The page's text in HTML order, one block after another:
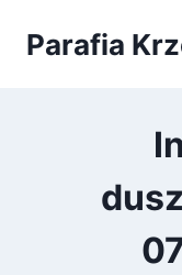
Parafia